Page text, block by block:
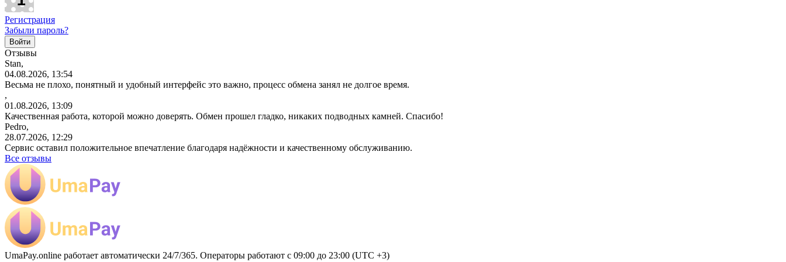
Регистрация
Забыли пароль?
Отзывы
Stan,
04.08.2026, 13:54
Весьма не плохо, понятный и удобный интерфейс это важно, процесс обмена занял не долгое время.
,
01.08.2026, 13:09
Качественная работа, которой можно доверять. Обмен прошел гладко, никаких подводных камней. Спасибо!
Pedro,
28.07.2026, 12:29
Сервис оставил положительное впечатление благодаря надёжности и качественному обслуживанию.
Все отзывы
UmaPay.online работает автоматически 24/7/365. Операторы работают с 09:00 до 23:00 (UTC +3)